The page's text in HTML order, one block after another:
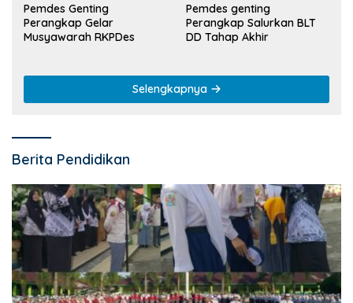
Pemdes Genting
Perangkap Gelar
Musyawarah RKPDes
Pemdes genting
Perangkap Salurkan BLT
DD Tahap Akhir
Selengkapnya
Berita Pendidikan